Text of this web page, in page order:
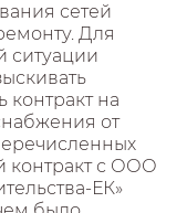
сетей
Для
ситуации
контракт на
от
контракт с ООО
ЕК»